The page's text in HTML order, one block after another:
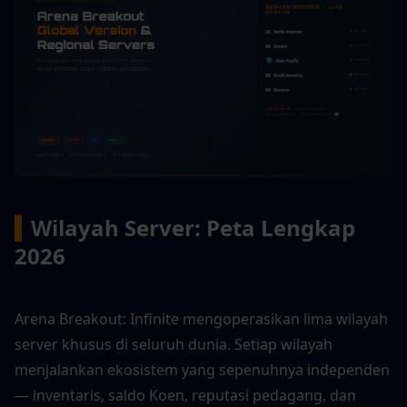
Wilayah Server: Peta Lengkap
2026
Arena Breakout: Infinite mengoperasikan lima wilayah
server khusus di seluruh dunia. Setiap wilayah
menjalankan ekosistem yang sepenuhnya independen
— inventaris, saldo Koen, reputasi pedagang, dan